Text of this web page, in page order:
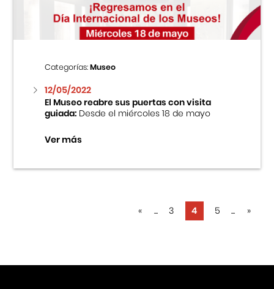
Categorías:Museo
12/05/2022
El Museo reabre sus puertas con visita
guiada:Desde el miércoles 18 de mayo
Ver más
« ... 3 4 5 ... »